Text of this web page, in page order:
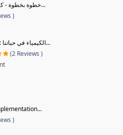
خطوة بخطوة - كيف تحصل علي وظيف...
)
الكيمياء في حياتنا : الكيميائى...
(2 Reviews )
)